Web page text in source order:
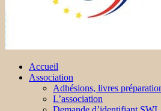
Accueil
Association
Adhésions, livres
L’association